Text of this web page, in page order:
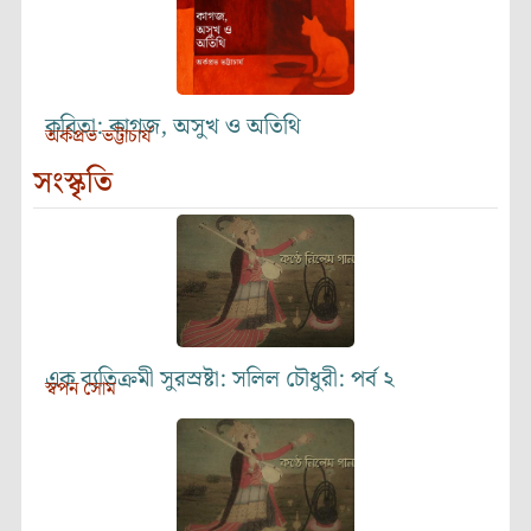
কবিতা: কাগজ, অসুখ ও অতিথি
অর্কপ্রভ ভট্টাচার্য
সংস্কৃতি
এক ব্যতিক্রমী সুরস্রষ্টা: সলিল চৌধুরী: পর্ব ২
স্বপন সোম